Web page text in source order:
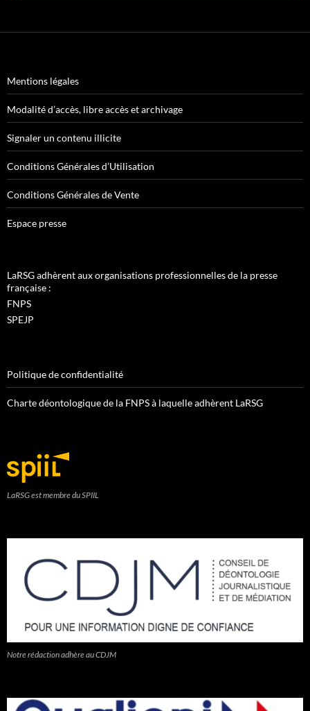
Mentions légales
Modalité d’accès, libre accès et archivage
Signaler un contenu illicite
Conditions Générales d’Utilisation
Conditions Générales de Vente
Espace presse
LaRSG adhèrent aux organisations professionnelles de la presse
française :
FNPS
SPEJP
Politique de confidentialité
Charte déontologique de la FNPS à laquelle adhèrent LaRSG
LaRSG est membre du SPIIL
Notre rédaction adhère au CDJM